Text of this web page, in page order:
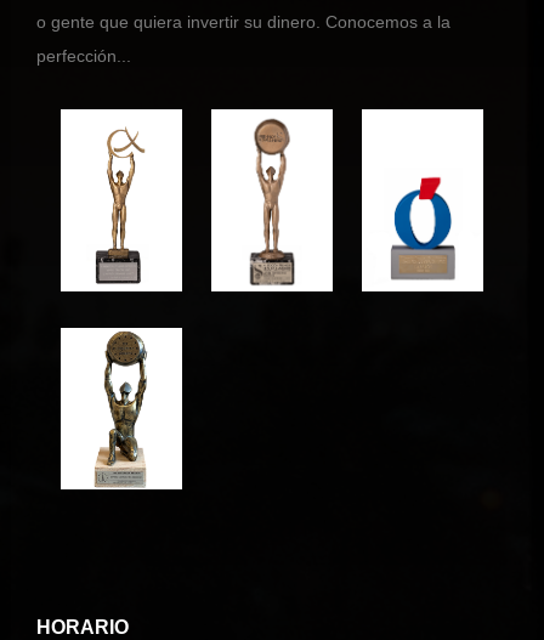
o gente que quiera invertir su dinero. Conocemos a la
perfección...
HORARIO